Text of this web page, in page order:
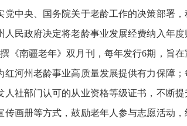
中央、国务院关于老龄工作的决策部署，
民政府决定将老龄事业发展经费纳入年度
《南疆老年》双月刊，每年发行6期，旨在
河州老龄事业高质量发展提供有力保障；
社部门认可的从业资格等级证书，不断提
画册等方式，鼓励老年人参与志愿活动，